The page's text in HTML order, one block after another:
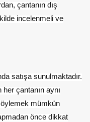
çantanın dış
incelenmeli ve
satışa sunulmaktadır.
çantanın aynı
mümkün
önce dikkat